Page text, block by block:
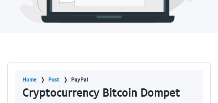
Home Post PayPal
Cryptocurrency Bitcoin Dompet